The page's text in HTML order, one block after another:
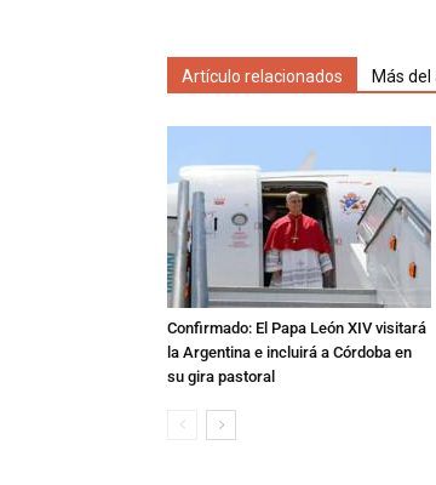
Artículo relacionados Más
Confirmado: El Papa León XIV visitará
la Argentina e incluirá a Córdoba en
su gira pastoral